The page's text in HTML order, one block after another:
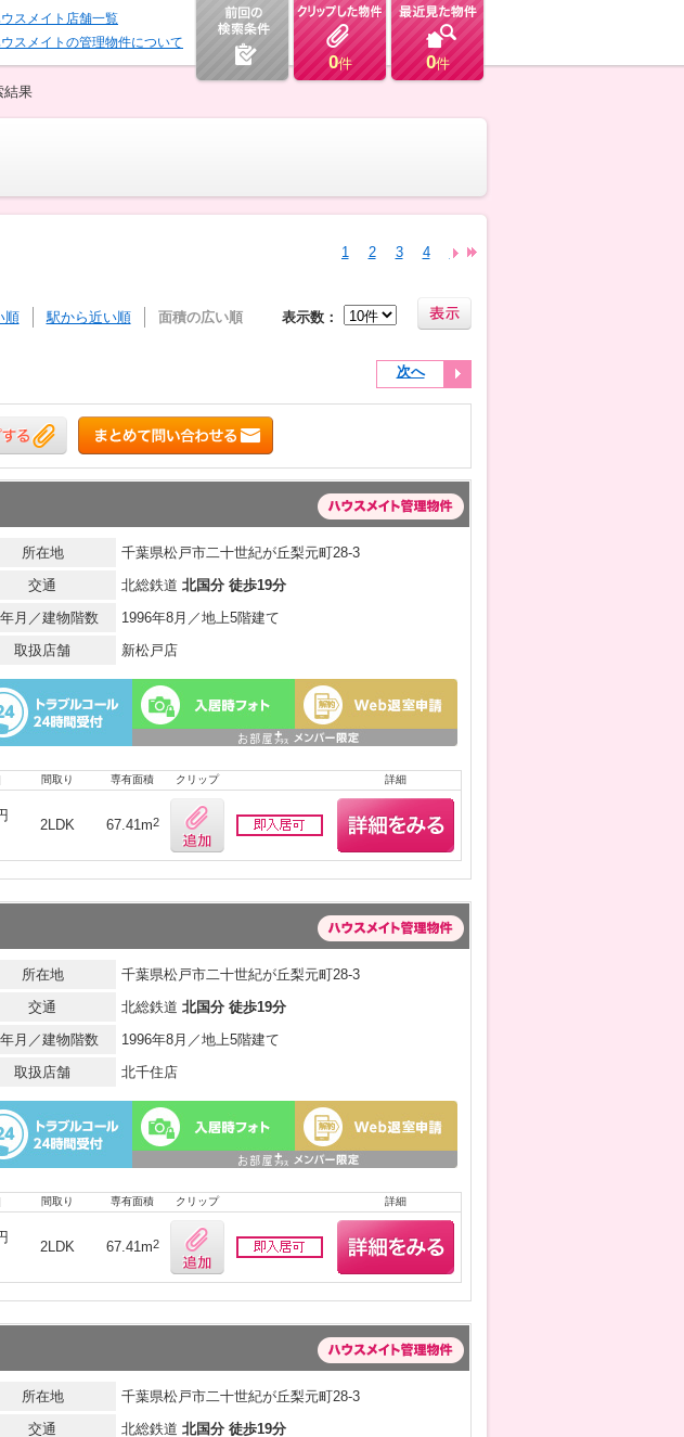
スメイト店舗一覧
スメイトの管理物件について
0件 0件
結果
1 2 3 4 5 6
順 駅から近い順 面積の広い順 表示数：
次へ
所在地
千葉県松戸市二十世紀が丘梨元町28-3
交通
北総鉄道 北国分 徒歩19分
月／建物階数
1996年8月／地上5階建て
取扱店舗
新松戸店
間取り 専有面積 クリップ 詳細
2LDK 67.41m2
所在地
千葉県松戸市二十世紀が丘梨元町28-3
交通
北総鉄道 北国分 徒歩19分
月／建物階数
1996年8月／地上5階建て
取扱店舗
北千住店
間取り 専有面積 クリップ 詳細
2LDK 67.41m2
所在地
千葉県松戸市二十世紀が丘梨元町28-3
交通
北総鉄道 北国分 徒歩19分